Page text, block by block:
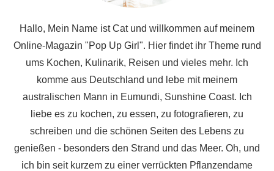
Hallo, Mein Name ist Cat und willkommen auf meinem
Online-Magazin "Pop Up Girl". Hier findet ihr Theme rund
ums Kochen, Kulinarik, Reisen und vieles mehr. Ich
komme aus Deutschland und lebe mit meinem
australischen Mann in Eumundi, Sunshine Coast. Ich
liebe es zu kochen, zu essen, zu fotografieren, zu
schreiben und die schönen Seiten des Lebens zu
genießen - besonders den Strand und das Meer. Oh, und
ich bin seit kurzem zu einer verrückten Pflanzendame